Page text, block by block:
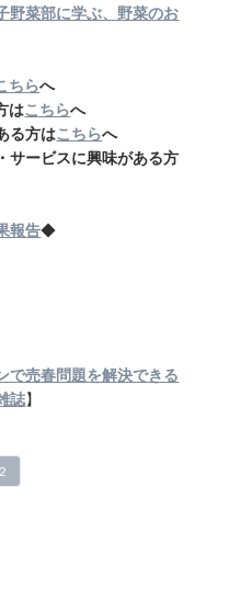
野菜部に学ぶ、野菜のお
ちらへ
はこちらへ
る方はこちらへ
サービスに興味がある方
報告◆
で売春問題を解決できる
誌】
2